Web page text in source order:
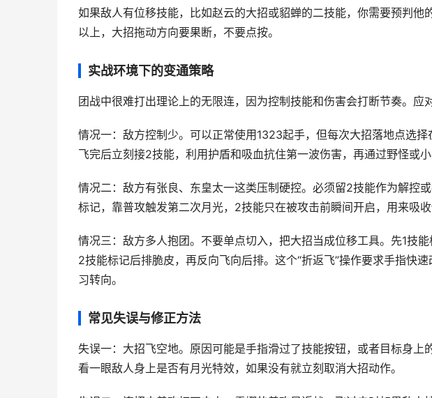
如果敌人有位移技能，比如赵云的大招或貂蝉的二技能，你需要预判他
以上，大招拖动方向要果断，不要点按。
实战环境下的变通策略
团战中很难打出理论上的无限连，因为控制技能和伤害会打断节奏。应
情况一：敌方控制少。可以正常使用1323起手，但每次大招落地点选择
飞完后立刻接2技能，利用护盾和吸血抗住第一波伤害，再通过野怪或小
情况二：敌方有张良、东皇太一这类压制硬控。必须留2技能作为解控
标记，靠普攻触发第二次月光，2技能只在被攻击前瞬间开启，用来吸收
情况三：敌方多人抱团。不要单点切入，把大招当成位移工具。先1技
2技能标记后排脆皮，再反向飞向后排。这个“折返飞”操作要求手指快
习转向。
常见失误与修正方法
失误一：大招飞空地。原因可能是手指滑过了技能按钮，或者目标身上
看一眼敌人身上是否有月光特效，如果没有就立刻取消大招动作。